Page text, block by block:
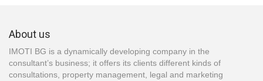
About us
IMOTI BG is a dynamically developing company in the
consultant’s business; it offers its clients different kinds of
consultations, property management, legal and marketing